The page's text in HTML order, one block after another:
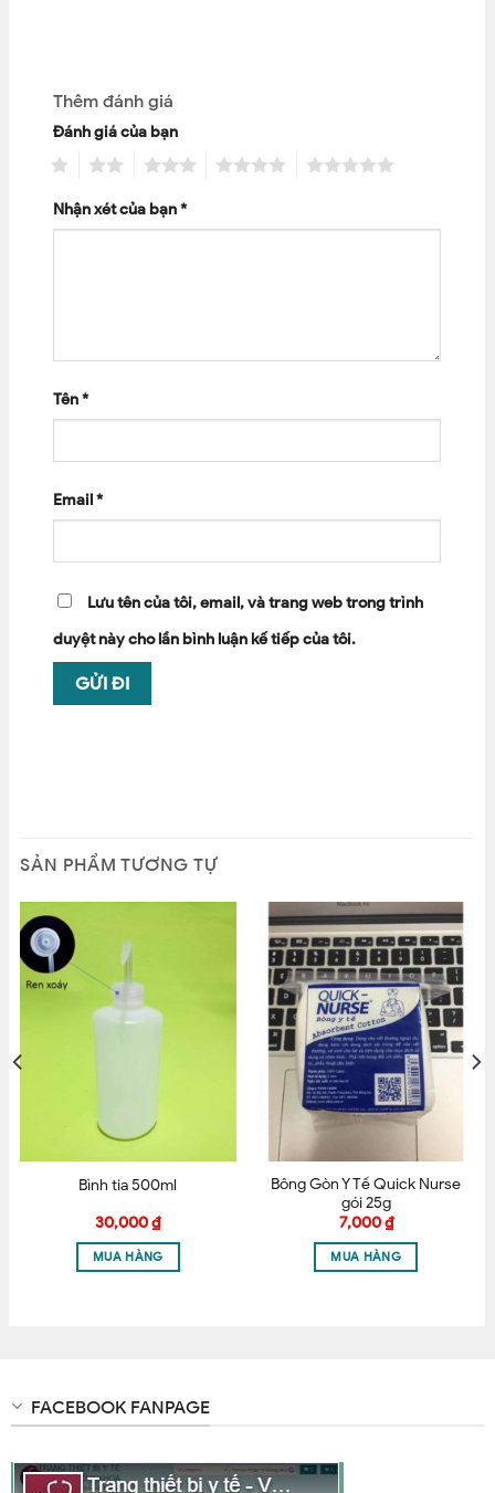
Thêm đánh giá
Đánh giá của bạn
Nhận xét của bạn*
Tên*
Email*
Lưu tên của tôi, email, và trang web trong trình
duyệt này cho lần bình luận kế tiếp của tôi.
SẢN PHẨM TƯƠNG TỰ
Bình tia 500ml
30,000₫
MUA HÀNG
Bông Gòn Y Tế Quick Nurse
gói 25g
7,000₫
MUA HÀNG
FACEBOOK FANPAGE